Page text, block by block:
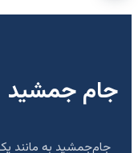
جام جمشید
جام‌جمشید به مانند